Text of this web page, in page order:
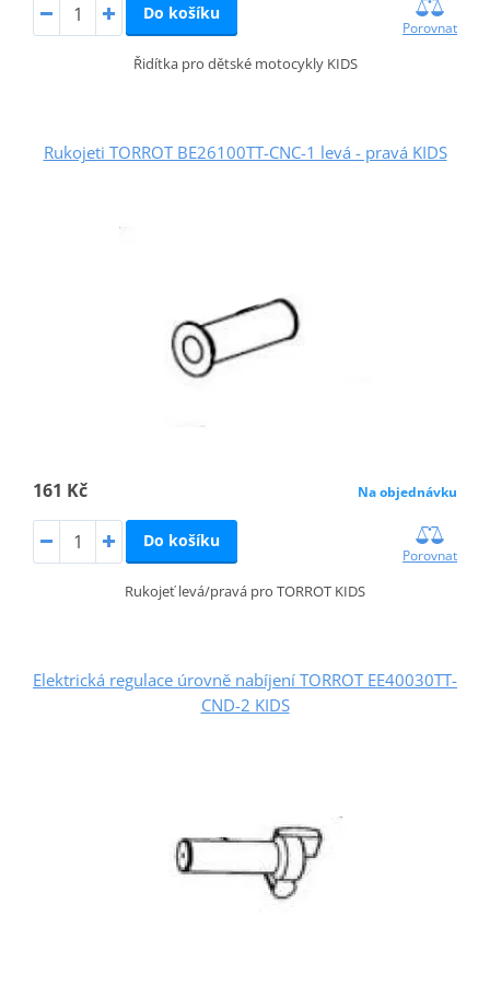
Do košíku
Porovnat
Řidítka pro dětské motocykly KIDS
Rukojeti TORROT BE26100TT-CNC-1 levá - pravá KIDS
161 Kč Na objednávku
Do košíku
Porovnat
Rukojeť levá/pravá pro TORROT KIDS
Elektrická regulace úrovně nabíjení TORROT EE40030TT-
CND-2 KIDS